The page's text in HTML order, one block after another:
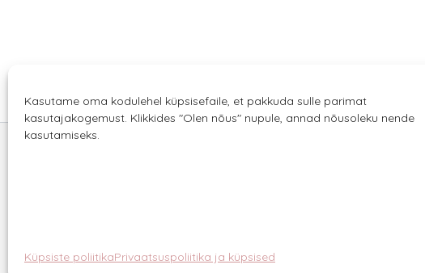
Kasutame oma kodulehel küpsisefaile, et pakkuda sulle parimat
kasutajakogemust. Klikkides "Olen nõus" nupule, annad nõusoleku nende
kasutamiseks.
Küpsiste poliitikaPrivaatsuspoliitika ja küpsised